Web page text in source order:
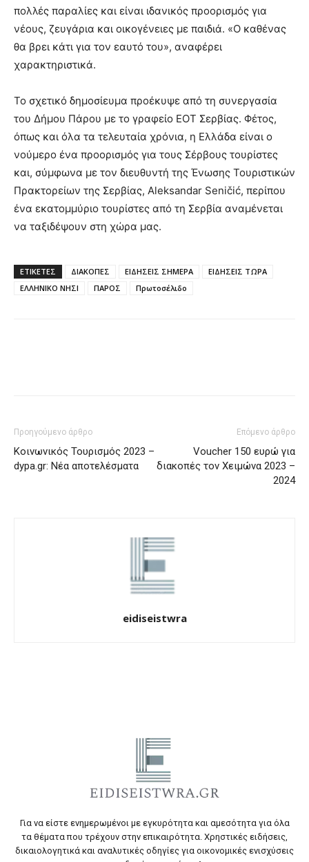
πολλές παραλίες και είναι ιδανικός προορισμός για
νέους, ζευγάρια και οικογένειες με παιδιά. «Ο καθένας
θα βρει κάτι για τον εαυτό του», αναφέρει
χαρακτηριστικά.
Το σχετικό δημοσίευμα προέκυψε από τη συνεργασία
του Δήμου Πάρου με το γραφείο ΕΟΤ Σερβίας. Φέτος,
όπως και όλα τα τελευταία χρόνια, η Ελλάδα είναι ο
νούμερο ένα προορισμός για τους Σέρβους τουρίστες
και, σύμφωνα με τον διευθυντή της Ένωσης Τουριστικών
Πρακτορείων της Σερβίας, Aleksandar Seničić, περίπου
ένα εκατομμύριο τουρίστες από τη Σερβία αναμένεται
να ταξιδέψουν στη χώρα μας.
ΕΤΙΚΈΤΕΣ ΔΙΑΚΟΠΕΣ ΕΙΔΗΣΕΙΣ ΣΗΜΕΡΑ
ΕΙΔΗΣΕΙΣ ΤΩΡΑ
ΕΛΛΗΝΙΚΟ ΝΗΣΙ
ΠΑΡΟΣ Πρωτοσέλιδο
Προηγούμενο άρθρο
Κοινωνικός Τουρισμός 2023 –
dypa.gr: Νέα αποτελέσματα
Επόμενο άρθρο
Voucher 150 ευρώ για
διακοπές τον Χειμώνα 2023 –
2024
eidiseistwra
Για να είστε ενημερωμένοι με εγκυρότητα και αμεσότητα για όλα
τα θέματα που τρέχουν στην επικαιρότητα. Χρηστικές ειδήσεις,
δικαιολογητικά και αναλυτικές οδηγίες για οικονομικές ενισχύσεις